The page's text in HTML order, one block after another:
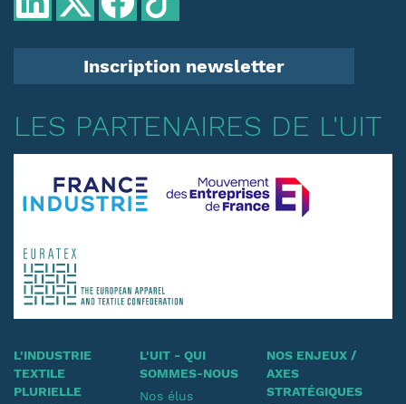
Inscription newsletter
LES PARTENAIRES DE L'UIT
L'INDUSTRIE
TEXTILE
PLURIELLE
L'UIT - QUI
SOMMES-NOUS
Nos élus
NOS ENJEUX /
AXES
STRATÉGIQUES